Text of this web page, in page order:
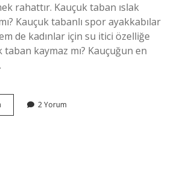
rahattır. Kauçuk taban ıslak
Kauçuk tabanlı spor ayakkabılar
de kadınlar için su itici özelliğe
kaymaz mı? Kauçuğun en
Taban
2 Yorum